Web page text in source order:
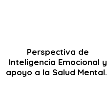
Perspectiva de
Inteligencia Emocional y
apoyo a la Salud Mental.